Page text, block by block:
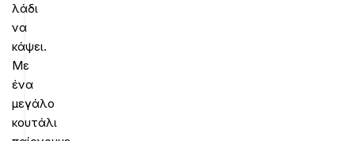
λάδι
να
κάψει.
Με
ένα
μεγάλο
κουτάλι